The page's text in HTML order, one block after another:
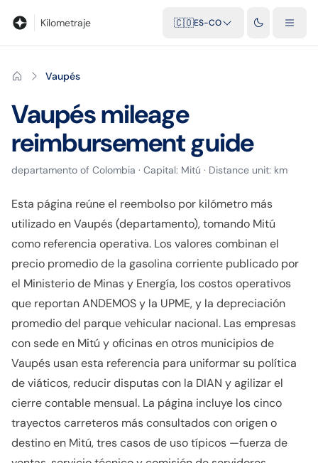
Kilometraje 🇨🇴ES-CO
Vaupés
Vaupésmileage
reimbursement guide
departamento of Colombia · Capital: Mitú · Distance unit: km
Esta página reúne el reembolso por kilómetro más
utilizado en Vaupés (departamento), tomando Mitú
como referencia operativa. Los valores combinan el
precio promedio de la gasolina corriente publicado por
el Ministerio de Minas y Energía, los costos operativos
que reportan ANDEMOS y la UPME, y la depreciación
promedio del parque vehicular nacional. Las empresas
con sede en Mitú y oficinas en otros municipios de
Vaupés usan esta referencia para uniformar su política
de viáticos, reducir disputas con la DIAN y agilizar el
cierre contable mensual. La página incluye los cinco
trayectos carreteros más consultados con origen o
destino en Mitú, tres casos de uso típicos —fuerza de